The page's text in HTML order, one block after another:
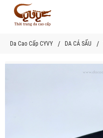
Da Cao Cấp CYVY DA CÁ SẤU